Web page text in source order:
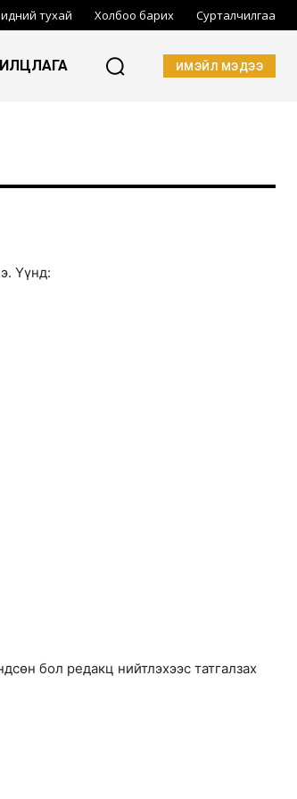
тухай Холбоо барих Сурталчилгаа
ИМЭЙЛ МЭДЭЭ
Үүнд:
бол редакц нийтлэхээс татгалзах